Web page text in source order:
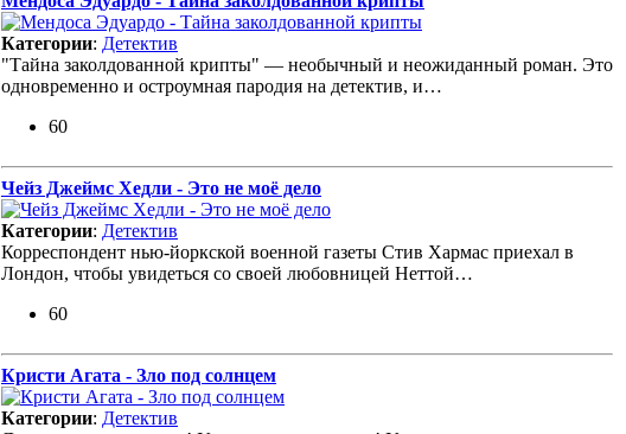
Категории: Детектив
"Тайна заколдованной крипты" — необычный и неожиданный роман. Это
одновременно и остроумная пародия на детектив, и…
60
Чейз Джеймс Хедли - Это не моё дело
Категории: Детектив
Корреспондент нью-йоркской военной газеты Стив Хармас приехал в
Лондон, чтобы увидеться со своей любовницей Неттой…
60
Кристи Агата - Зло под солнцем
Категории: Детектив